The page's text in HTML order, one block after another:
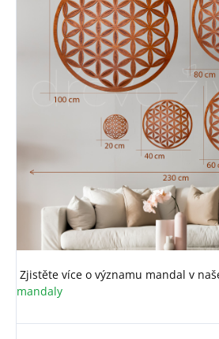
Zjistěte více o významu mandal v
mandaly